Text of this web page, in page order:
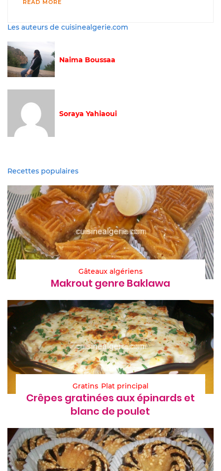
READ MORE
Les auteurs de cuisinealgerie.com
Naima Boussaa
Soraya Yahiaoui
Recettes populaires
Gâteaux algériens
Makrout genre Baklawa
Gratins Plat principal
Crêpes gratinées aux épinards et
blanc de poulet